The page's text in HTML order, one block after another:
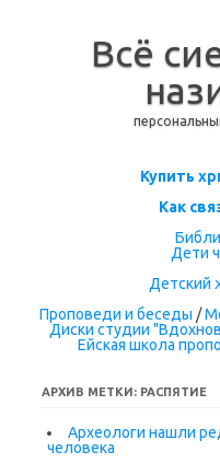
Всё
Перейти
Купить
Как
Дети
Детский
Проповеди и беседы /
Диски студии
Ейская школа
АРХИВ МЕТКИ: РАСПЯТИЕ
Археологи нашли
человека